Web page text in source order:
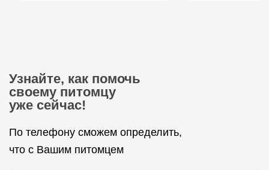
Узнайте, как помочь
своему питомцу
уже сейчас!
По телефону сможем определить,
что с Вашим питомцем